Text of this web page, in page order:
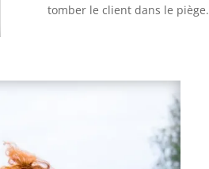
tomber le client dans le piège.